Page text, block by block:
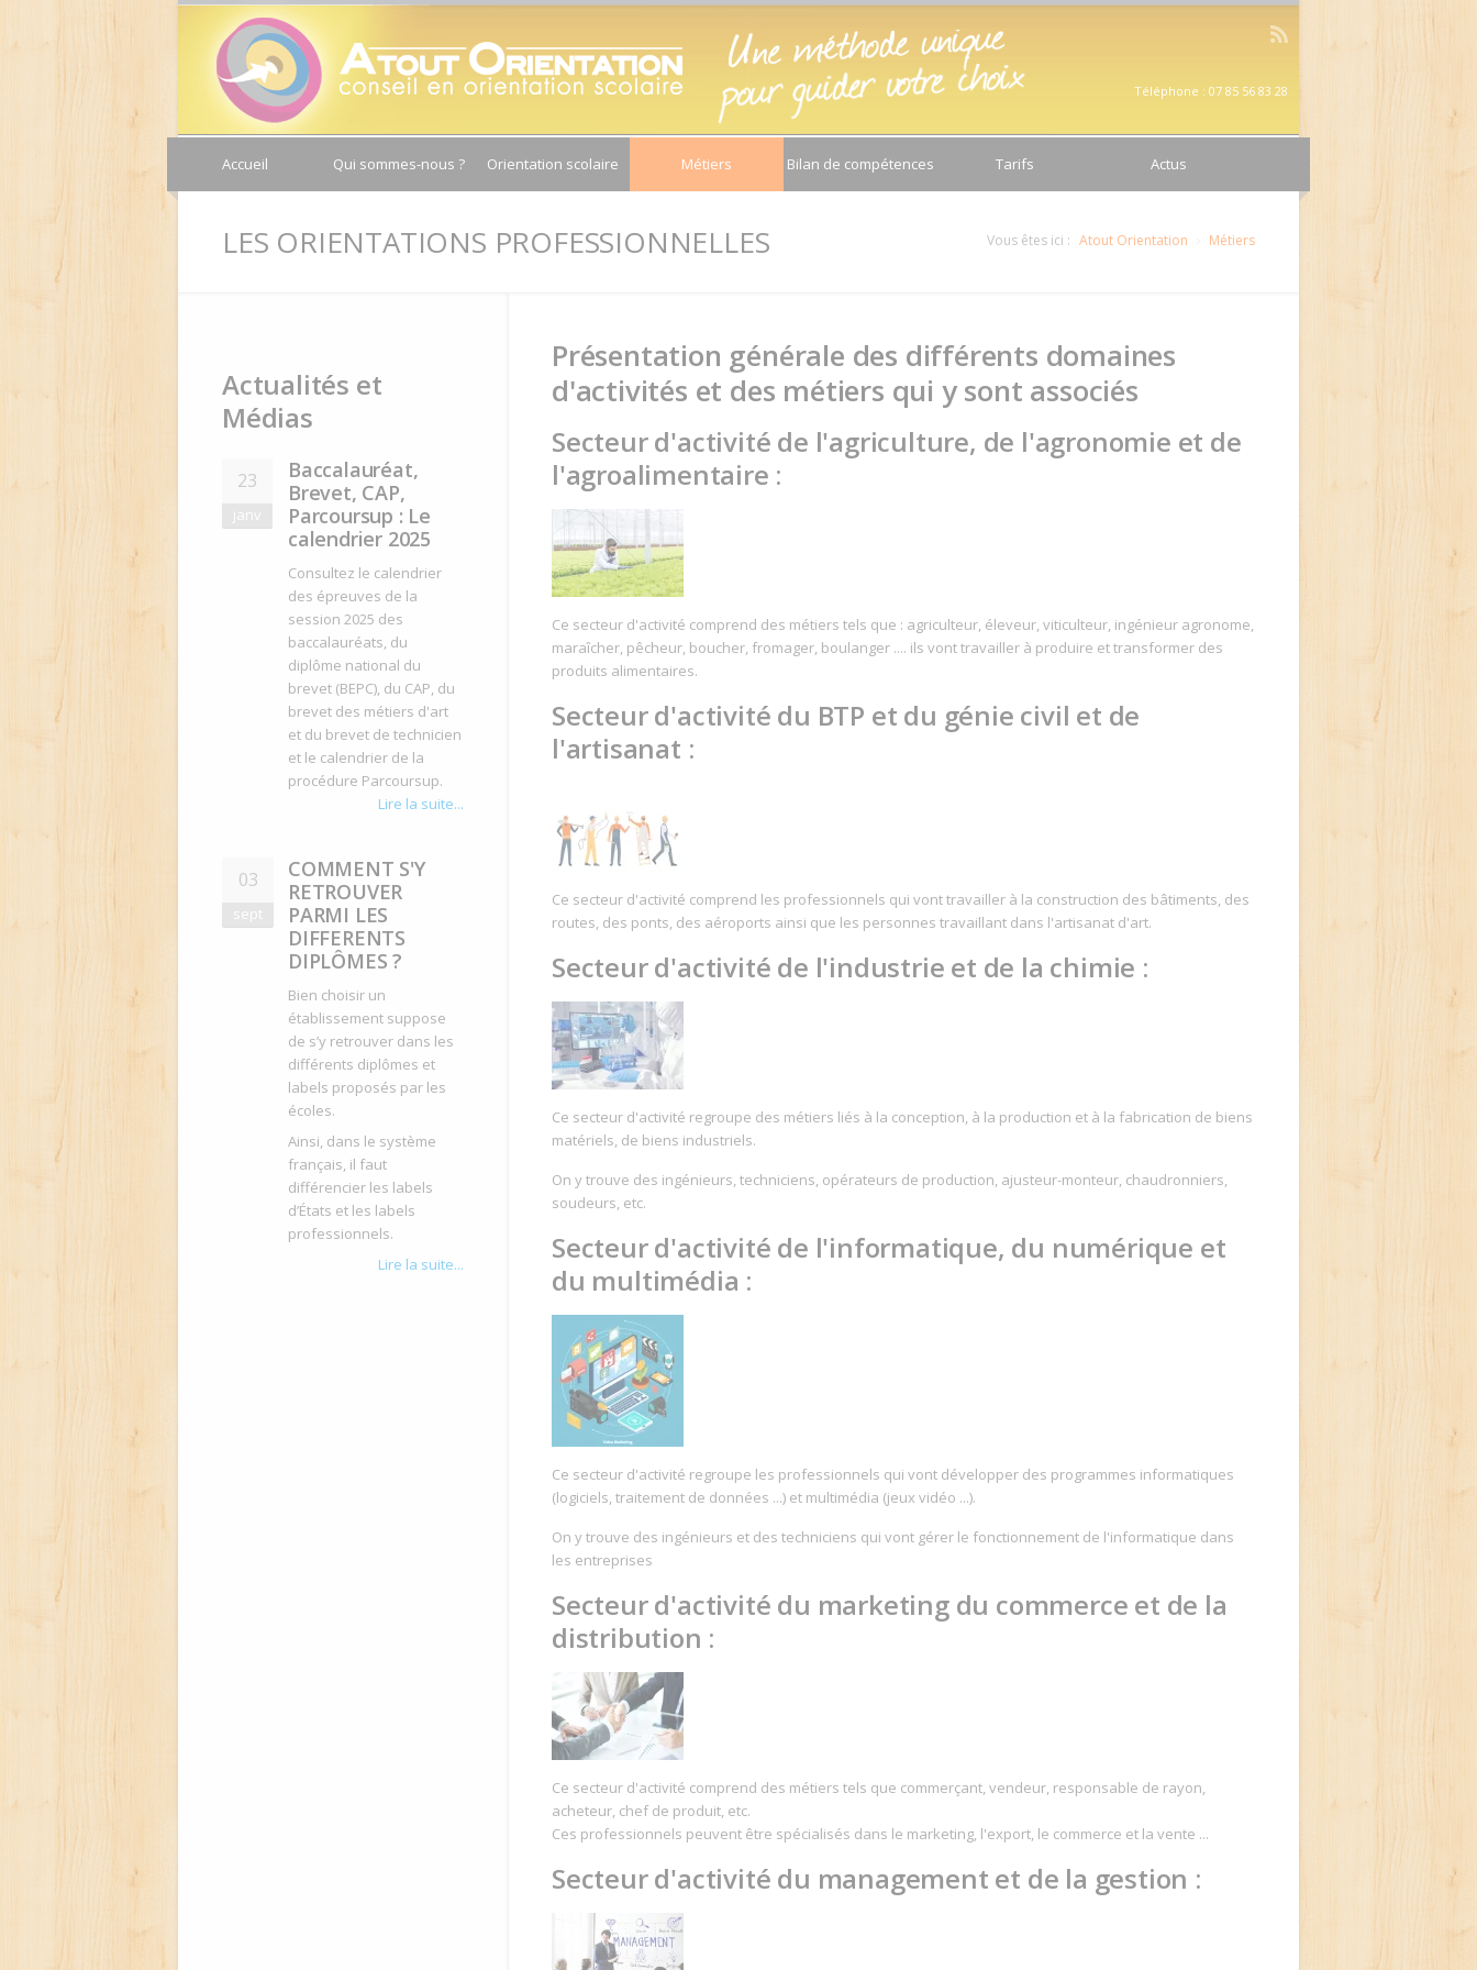
Panneau de gestion des cookies
Téléphone : 07 85 56 83 28
Accueil Qui sommes-nous ? Orientation scolaire Métiers Bilan de compétences Tarifs Actus
LES ORIENTATIONS PROFESSIONNELLES Vous êtes ici : Atout Orientation Métiers
Présentation générale des différents domaines
d'activités et des métiers qui y sont associés
Secteur d'activité de l'agriculture, de l'agronomie et de
l'agroalimentaire :
Ce secteur d'activité comprend des métiers tels que : agriculteur, éleveur, viticulteur, ingénieur agronome,
maraîcher, pêcheur, boucher, fromager, boulanger .... ils vont travailler à produire et transformer des
produits alimentaires.
Secteur d'activité du BTP et du génie civil et de
l'artisanat :
Ce secteur d'activité comprend les professionnels qui vont travailler à la construction des bâtiments, des
routes, des ponts, des aéroports ainsi que les personnes travaillant dans l'artisanat d'art.
Secteur d'activité de l'industrie et de la chimie :
Ce secteur d'activité regroupe des métiers liés à la conception, à la production et à la fabrication de biens
matériels, de biens industriels.
On y trouve des ingénieurs, techniciens, opérateurs de production, ajusteur-monteur, chaudronniers,
soudeurs, etc.
Secteur d'activité de l'informatique, du numérique et
du multimédia :
Ce secteur d'activité regroupe les professionnels qui vont développer des programmes informatiques
(logiciels, traitement de données ...) et multimédia (jeux vidéo ...).
On y trouve des ingénieurs et des techniciens qui vont gérer le fonctionnement de l'informatique dans
les entreprises
Secteur d'activité du marketing du commerce et de la
distribution :
Ce secteur d'activité comprend des métiers tels que commerçant, vendeur, responsable de rayon,
acheteur, chef de produit, etc.
Ces professionnels peuvent être spécialisés dans le marketing, l'export, le commerce et la vente ...
Secteur d'activité du management et de la gestion :
Actualités et
Médias
23
janv
Baccalauréat,
Brevet, CAP,
Parcoursup : Le
calendrier 2025
Consultez le calendrier
des épreuves de la
session 2025 des
baccalauréats, du
diplôme national du
brevet (BEPC), du CAP, du
brevet des métiers d'art
et du brevet de technicien
et le calendrier de la
procédure Parcoursup.
Lire la suite...
03
sept
COMMENT S'Y
RETROUVER
PARMI LES
DIFFERENTS
DIPLÔMES ?
Bien choisir un
établissement suppose
de s’y retrouver dans les
différents diplômes et
labels proposés par les
écoles.
Ainsi, dans le système
français, il faut
différencier les labels
d’États et les labels
professionnels.
Lire la suite...